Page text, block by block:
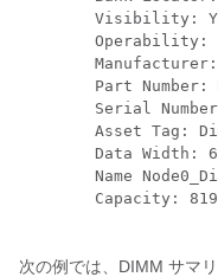
次の例では、DIMM サマ